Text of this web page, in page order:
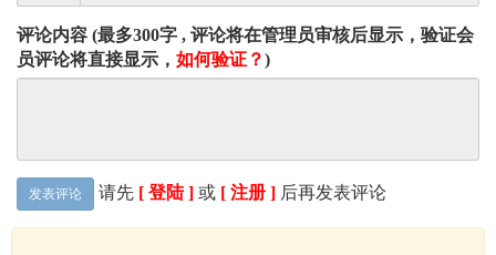
评论内容 (最多300字 , 评论将在管理员审核后显示，验证会
员评论将直接显示， 如何验证？)
发表评论 请先 [ 登陆 ] 或 [ 注册 ] 后再发表评论